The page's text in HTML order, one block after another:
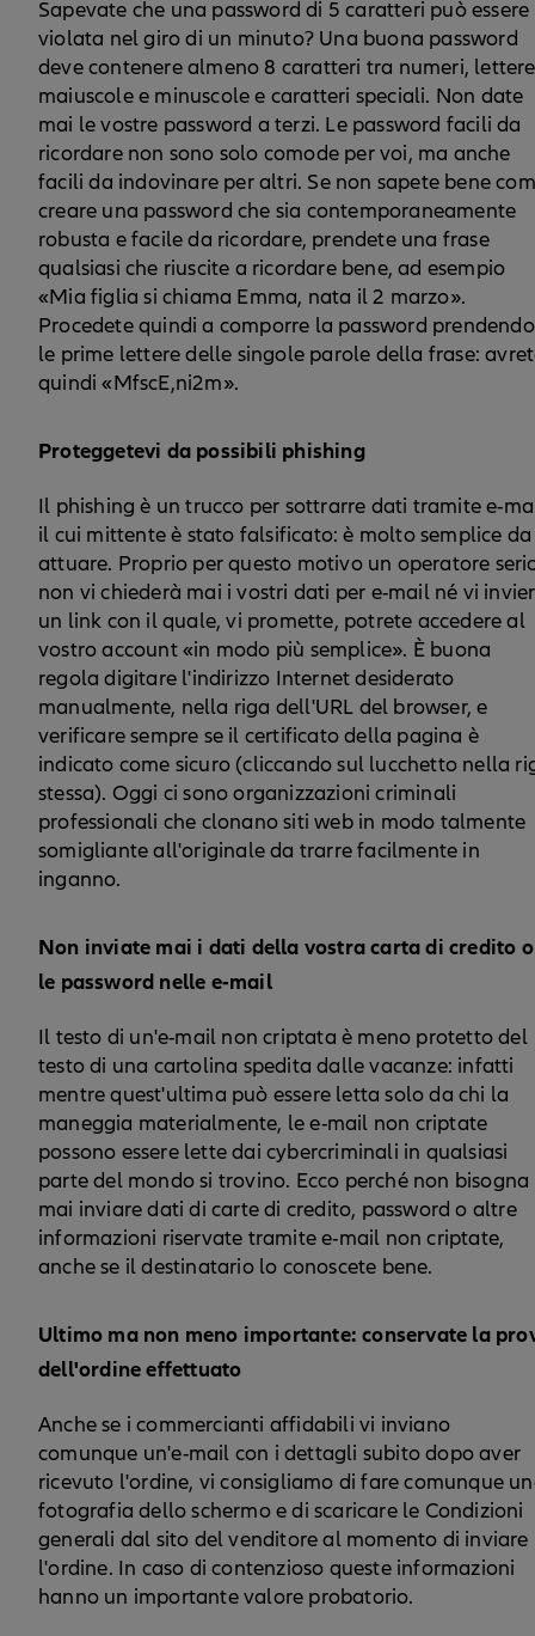
Sapevate che una password di 5 caratteri può essere
violata nel giro di un minuto? Una buona password
deve contenere almeno 8 caratteri tra numeri, lettere
maiuscole e minuscole e caratteri speciali. Non date
mai le vostre password a terzi. Le password facili da
ricordare non sono solo comode per voi, ma anche
facili da indovinare per altri. Se non sapete bene
creare una password che sia contemporaneamente
robusta e facile da ricordare, prendete una frase
qualsiasi che riuscite a ricordare bene, ad esempio
«Mia figlia si chiama Emma, nata il 2 marzo».
Procedete quindi a comporre la password prendendo
le prime lettere delle singole parole della frase:
quindi «MfscE,ni2m».
Proteggetevi da possibili phishing
Il phishing è un trucco per sottrarre dati tramite e-
il cui mittente è stato falsificato: è molto semplice da
attuare. Proprio per questo motivo un operatore
non vi chiederà mai i vostri dati per e-mail né vi
un link con il quale, vi promette, potrete accedere al
vostro account «in modo più semplice». È buona
regola digitare l'indirizzo Internet desiderato
manualmente, nella riga dell'URL del browser, e
verificare sempre se il certificato della pagina è
indicato come sicuro (cliccando sul lucchetto nella
stessa). Oggi ci sono organizzazioni criminali
professionali che clonano siti web in modo talmente
somigliante all'originale da trarre facilmente in
inganno.
Non inviate mai i dati della vostra carta di credito o
le password nelle e-mail
Il testo di un'e-mail non criptata è meno protetto del
testo di una cartolina spedita dalle vacanze: infatti
mentre quest'ultima può essere letta solo da chi la
maneggia materialmente, le e-mail non criptate
possono essere lette dai cybercriminali in qualsiasi
parte del mondo si trovino. Ecco perché non bisogna
mai inviare dati di carte di credito, password o altre
informazioni riservate tramite e-mail non criptate,
anche se il destinatario lo conoscete bene.
Ultimo ma non meno importante: conservate la
dell'ordine effettuato
Anche se i commercianti affidabili vi inviano
comunque un'e-mail con i dettagli subito dopo aver
ricevuto l'ordine, vi consigliamo di fare comunque
fotografia dello schermo e di scaricare le Condizioni
generali dal sito del venditore al momento di inviare
l'ordine. In caso di contenzioso queste informazioni
hanno un importante valore probatorio.